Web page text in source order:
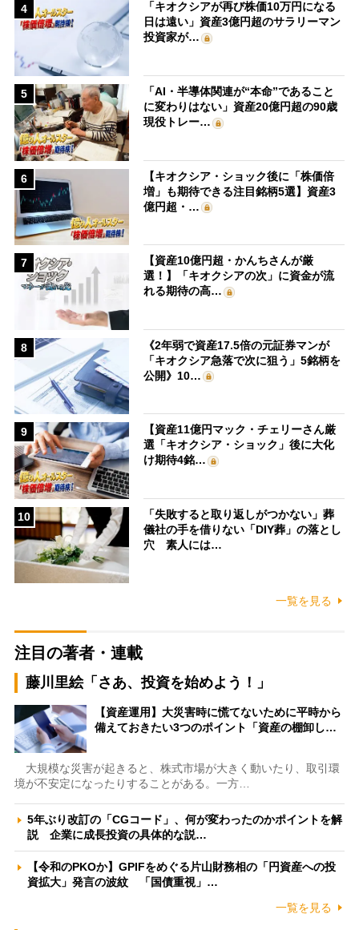
4
「キオクシアが再び株価10万円になる
日は遠い」資産3億円超のサラリーマン
投資家が…
5
「AI・半導体関連が“本命”であること
に変わりはない」資産20億円超の90歳
現役トレー…
6
【キオクシア・ショック後に「株価倍
増」も期待できる注目銘柄5選】資産3
億円超・…
7
【資産10億円超・かんちさんが厳
選！】「キオクシアの次」に資金が流
れる期待の高…
8
《2年弱で資産17.5倍の元証券マンが
「キオクシア急落で次に狙う」5銘柄を
公開》10…
9
【資産11億円マック・チェリーさん厳
選「キオクシア・ショック」後に大化
け期待4銘…
10
「失敗すると取り返しがつかない」葬
儀社の手を借りない「DIY葬」の落とし
穴 素人には…
一覧を見る
注目の著者・連載
藤川里絵「さあ、投資を始めよう！」
【資産運用】大災害時に慌てないために平時から
備えておきたい3つのポイント「資産の棚卸し…
大規模な災害が起きると、株式市場が大きく動いたり、取引環
境が不安定になったりすることがある。一方…
5年ぶり改訂の「CGコード」、何が変わったのかポイントを解
説 企業に成長投資の具体的な説…
【令和のPKOか】GPIFをめぐる片山財務相の「円資産への投
資拡大」発言の波紋 「国債重視」…
一覧を見る